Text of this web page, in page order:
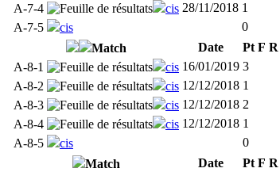
A-7-4
cis 28/11/2018 1
A-7-5
cis 0
Match
Date Pt F R
A-8-1
cis 16/01/2019 3
A-8-2
cis 12/12/2018 1
A-8-3
cis 12/12/2018 2
A-8-4
cis 12/12/2018 1
A-8-5
cis 0
Match
Date Pt F R